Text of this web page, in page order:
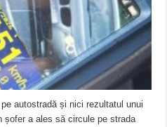
avarie
Țerova – avarie – 04.08.2026
autostradă și nici rezultatul unui
a ales să circule pe strada